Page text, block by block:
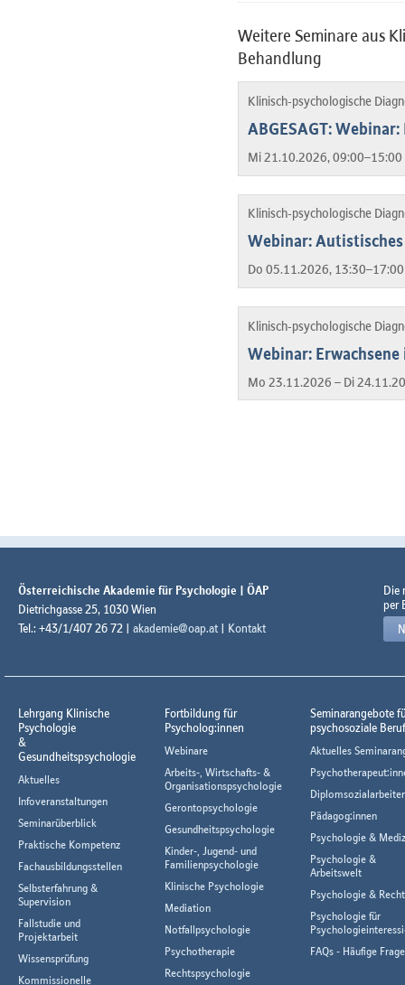
Weitere Seminare aus
Behandlung
Klinisch-psychologische
ABGESAGT:
Mi 21.10.2026,
Klinisch-psychologische
Webinar:
Do 05.11.2026,
Klinisch-psychologische
Webinar:
Mo 23.11.2026 – Di
Österreichische Akademie für Psychologie | ÖAP
Dietrichgasse 25, 1030 Wien
Tel.: +43/1/407 26 72 | akademie@oap.at | Kontakt
Die
per
Lehrgang Klinische
Psychologie
&
Gesundheitspsychologie
Aktuelles
Infoveranstaltungen
Seminarüberblick
Praktische Kompetenz
Fachausbildungsstellen
Selbsterfahrung &
Supervision
Fallstudie und
Projektarbeit
Wissensprüfung
Kommissionelle
Fortbildung für
Psycholog:innen
Webinare
Arbeits-, Wirtschafts- &
Organisationspsychologie
Gerontopsychologie
Gesundheitspsychologie
Kinder-, Jugend- und
Familienpsychologie
Klinische Psychologie
Mediation
Notfallpsychologie
Psychotherapie
Rechtspsychologie
Seminarangebote
psychosoziale
Aktuelles
Pädagog:innen
Psychologie &
Psychologie &
Arbeitswelt
Psychologie & Recht
Psychologie für
FAQs - Häufige